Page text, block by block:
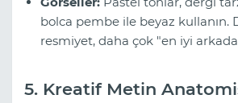
bolca pembe ile beyaz kullanın.
resmiyet, daha çok "en iyi
5. Kreatif Metin